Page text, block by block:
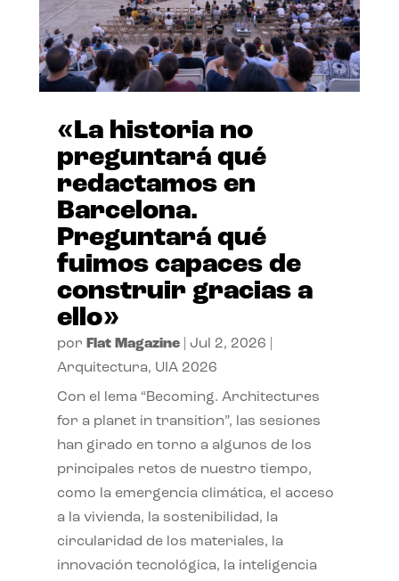
«La historia no
preguntará qué
redactamos en
Barcelona.
Preguntará qué
fuimos capaces de
construir gracias a
ello»
por Flat Magazine| Jul 2, 2026
Arquitectura, UIA 2026
Con el lema “Becoming. Architectures
for a planet in transition”, las sesiones
han girado en torno a algunos de los
principales retos de nuestro tiempo,
como la emergencia climática, el acceso
a la vivienda, la sostenibilidad, la
circularidad de los materiales, la
innovación tecnológica, la inteligencia